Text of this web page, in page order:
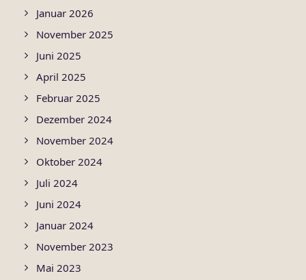
Januar 2026
November 2025
Juni 2025
April 2025
Februar 2025
Dezember 2024
November 2024
Oktober 2024
Juli 2024
Juni 2024
Januar 2024
November 2023
Mai 2023